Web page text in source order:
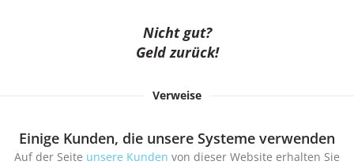
Nicht gut?
Geld zurück!
Verweise
Einige Kunden, die unsere Systeme verwenden
Auf der Seite unsere Kunden von dieser Website erhalten Sie